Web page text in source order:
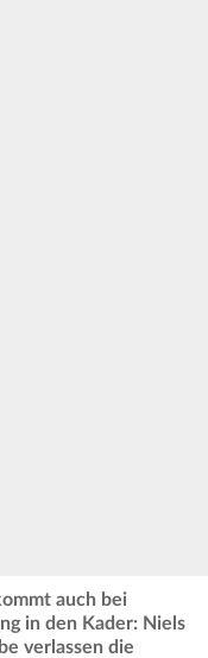
auch bei
in den Kader: Niels
verlassen die